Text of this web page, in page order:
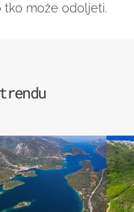
tko može odoljeti.